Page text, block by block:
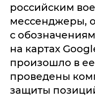
российским
мессенджеры,
с
на картах
произошло в
проведены
защиты